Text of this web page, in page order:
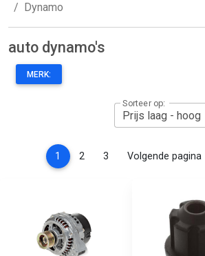
Dynamo
auto dynamo's
MERK:
Sorteer op:
1 (current)
2 3 Volgende pagina